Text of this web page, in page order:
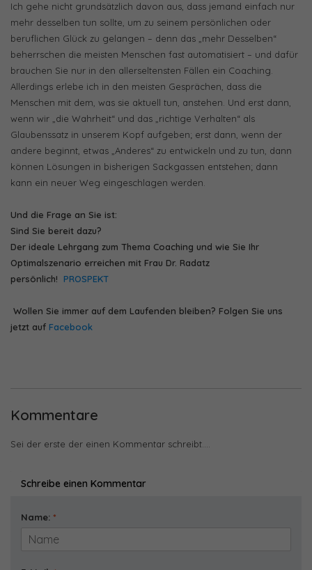
Ich gehe nicht grundsätzlich davon aus, dass jemand einfach nur
mehr desselben tun sollte, um zu seinem persönlichen oder
beruflichen Glück zu gelangen – denn das „mehr Desselben“
beherrschen die meisten Menschen fast automatisiert – und dafür
brauchen Sie nur in den allerseltensten Fällen ein Coaching.
Allerdings erlebe ich in den meisten Gesprächen, dass die
Menschen mit dem, was sie aktuell tun, anstehen. Und erst dann,
wenn wir „die Wahrheit“ und das „richtige Verhalten“ als
Glaubenssatz in unserem Kopf aufgeben; erst dann, wenn der
andere beginnt, etwas „Anderes“ zu entwickeln und zu tun, dann
können Lösungen in bisherigen Sackgassen entstehen; dann
kann ein neuer Weg eingeschlagen werden.
Und die Frage an Sie ist:
Sind Sie bereit dazu?
Der ideale Lehrgang zum Thema Coaching und wie Sie Ihr
Optimalszenario erreichen mit Frau Dr. Radatz
persönlich! PROSPEKT
Wollen Sie immer auf dem Laufenden bleiben? Folgen Sie uns
jetzt auf Facebook
Kommentare
Sei der erste der einen Kommentar schreibt....
Schreibe einen Kommentar
Name: *